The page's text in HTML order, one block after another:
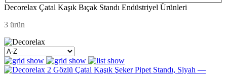
Decorelax Çatal Kaşık Bıçak Standı Endüstriyel Ürünleri
3 ürün